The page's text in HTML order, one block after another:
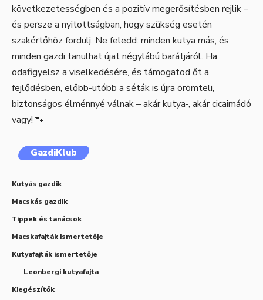
következetességben és a pozitív megerősítésben rejlik –
és persze a nyitottságban, hogy szükség esetén
szakértőhöz fordulj. Ne feledd: minden kutya más, és
minden gazdi tanulhat újat négylábú barátjáról. Ha
odafigyelsz a viselkedésére, és támogatod őt a
fejlődésben, előbb-utóbb a séták is újra örömteli,
biztonságos élménnyé válnak – akár kutya-, akár cicaimádó
vagy! 🐾
GazdiKlub
Kutyás gazdik
Macskás gazdik
Tippek és tanácsok
Macskafajták ismertetője
Kutyafajták ismertetője
Leonbergi kutyafajta
Kiegészítők